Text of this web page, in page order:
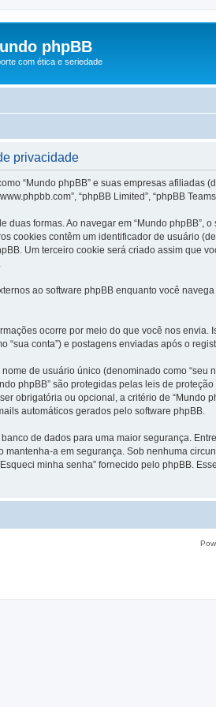
phpBB
com ética e seriedade
privacidade
“Mundo phpBB” e suas empresas afiliadas
“phpBB Limited”, “phpBB
duas formas. Ao navegar em “Mundo
cookies contêm um identificador de usuário
Um terceiro cookie será criado assim que
ao software phpBB enquanto você
ocorre por meio do que você nos
“sua conta”) e postagens enviadas após o
de usuário único (denominado como “seu
phpBB” são protegidas pelas leis de
obrigatória ou opcional, a critério de “Mundo
automáticos gerados pelo software phpBB.
de dados para uma maior segurança.
mantenha-a em segurança. Sob nenhuma
minha senha” fornecido pelo phpBB.